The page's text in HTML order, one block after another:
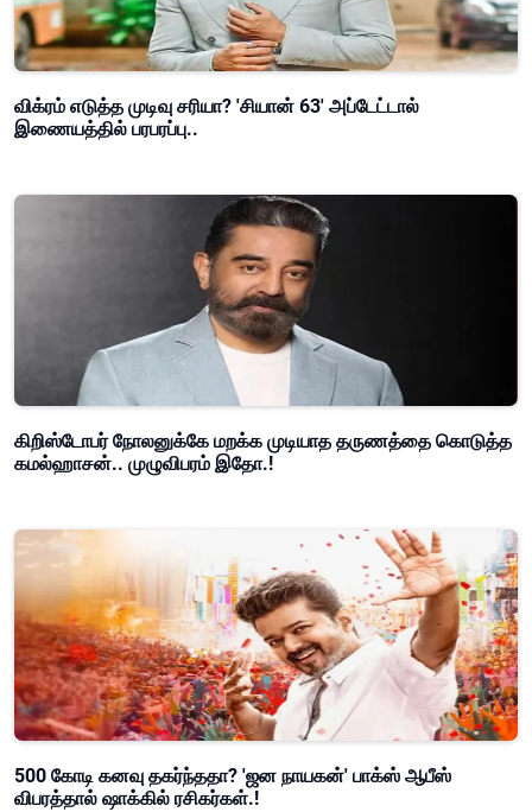
விக்ரம் எடுத்த முடிவு சரியா? 'சியான் 63' அப்டேட்டால்
இணையத்தில் பரபரப்பு..
கிறிஸ்டோபர் நோலனுக்கே மறக்க முடியாத தருணத்தை கொடுத்த
கமல்ஹாசன்.. முழுவிபரம் இதோ.!
500 கோடி கனவு தகர்ந்ததா? 'ஜன நாயகன்' பாக்ஸ் ஆபீஸ்
விபரத்தால் ஷாக்கில் ரசிகர்கள்.!